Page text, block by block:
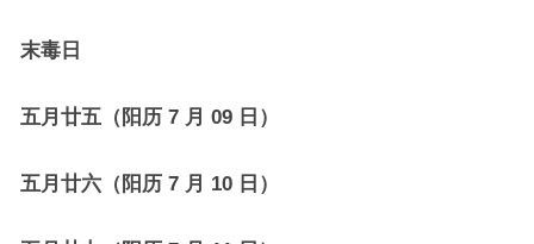
末毒日
五月廿五（阳历 7 月 09 日）
五月廿六（阳历 7 月 10 日）